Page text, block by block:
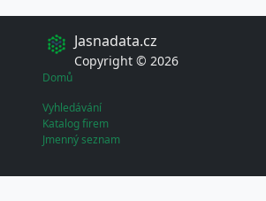
Jasnadata.cz
Copyright © 2026
Domů
Vyhledávání
Katalog firem
Jmenný seznam